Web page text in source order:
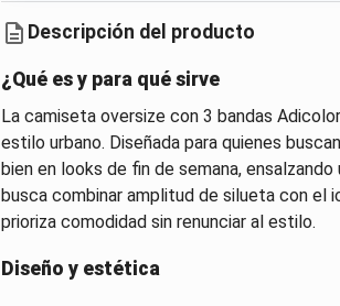
Descripción del producto
¿Qué es y para qué sirve
La camiseta oversize con 3 bandas
estilo urbano. Diseñada para quienes
bien en looks de fin de semana,
busca combinar amplitud de silueta con el
prioriza comodidad sin renunciar al estilo.
Diseño y estética